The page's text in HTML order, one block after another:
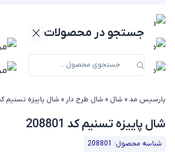
جستجو در محصولات
پارسیس مد» شال » شال طرح دار » شال پاییزه تسنیم کد
شال پاییزه تسنیم کد 208801
شناسه محصول: 208801